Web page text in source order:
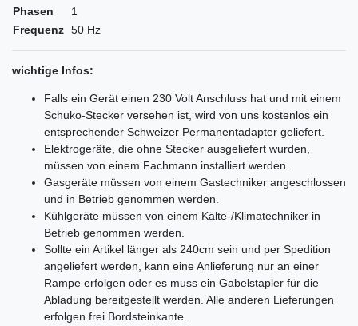
Phasen
1
Frequenz 50 Hz
wichtige Infos:
Falls ein Gerät einen 230 Volt Anschluss hat und mit einem
Schuko-Stecker versehen ist, wird von uns kostenlos ein
entsprechender Schweizer Permanentadapter geliefert.
Elektrogeräte, die ohne Stecker ausgeliefert wurden,
müssen von einem Fachmann installiert werden.
Gasgeräte müssen von einem Gastechniker angeschlossen
und in Betrieb genommen werden.
Kühlgeräte müssen von einem Kälte-/Klimatechniker in
Betrieb genommen werden.
Sollte ein Artikel länger als 240cm sein und per Spedition
angeliefert werden, kann eine Anlieferung nur an einer
Rampe erfolgen oder es muss ein Gabelstapler für die
Abladung bereitgestellt werden. Alle anderen Lieferungen
erfolgen frei Bordsteinkante.